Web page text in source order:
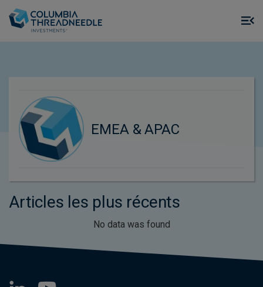
EMEA & APAC
Articles les plus récents
No data was found